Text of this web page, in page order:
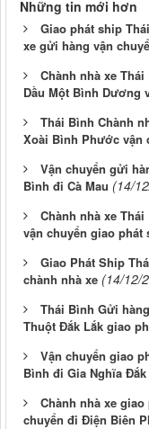
Những tin mới hơn
Giao phát ship
xe gửi hàng vận
Chành nhà xe
Dầu Một Bình Dương
Thái Bình Chành
Xoài Bình Phước vận
Vận chuyển gửi
Bình đi Cà Mau (14/
Chành nhà xe
vận chuyển giao phát
Giao Phát Ship
chành nhà xe (14/12/
Thái Bình Gửi
Thuột Đắk Lắk giao
Vận chuyển giao
Bình đi Gia Nghĩa Đắk
Chành nhà xe
chuyển đi Điện Biên